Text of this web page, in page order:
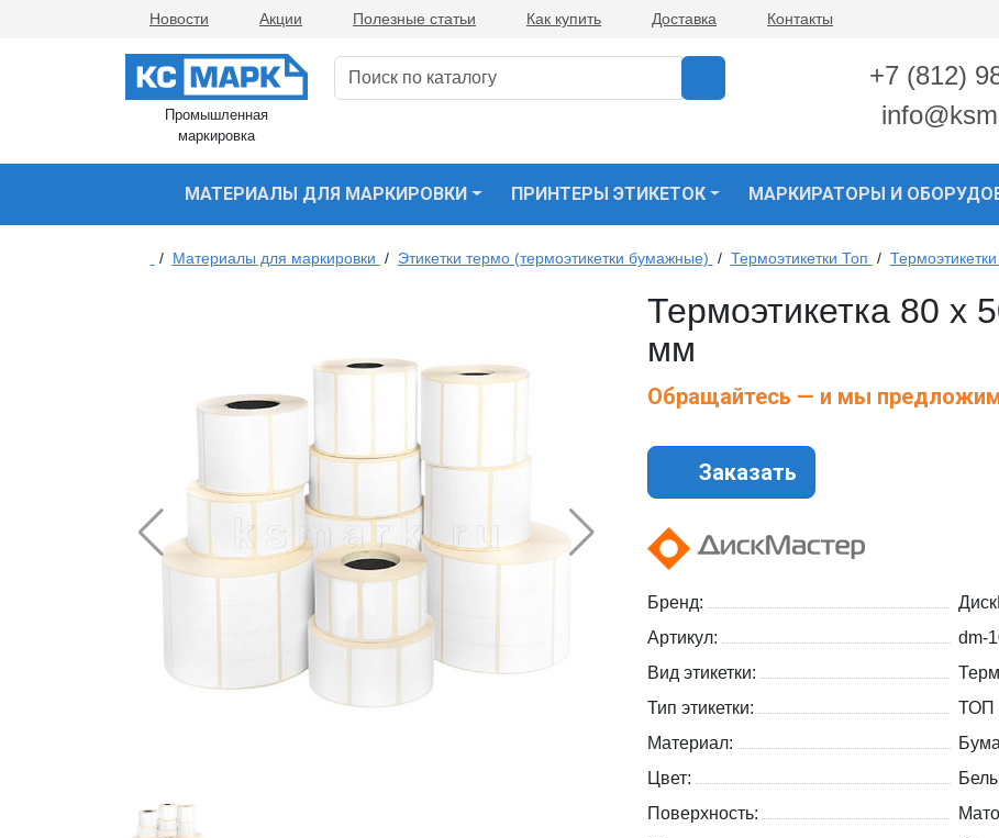
Новости Акции Полезные статьи Как купить Доставка Контакты
Промышленная
маркировка
+7 (812)
МАТЕРИАЛЫ ДЛЯ МАРКИРОВКИ ПРИНТЕРЫ ЭТИКЕТОК МАРКИРАТОРЫ И
/ Материалы для маркировки / Этикетки термо (термоэтикетки бумажные) / Термоэтикетки Топ /
Термоэтикетка 80 х
мм
Обращайтесь — и мы
Заказать
Бренд:
Артикул:
dm-
Вид этикетки:
Тип этикетки:
ТОП
Материал:
Цвет:
Поверхность: